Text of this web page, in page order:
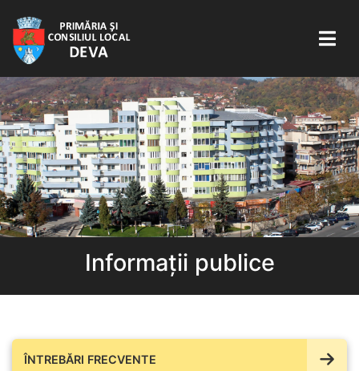
Informații publice
ÎNTREBĂRI FRECVENTE